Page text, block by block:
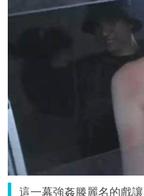
這一幕強姦滕麗名的戲